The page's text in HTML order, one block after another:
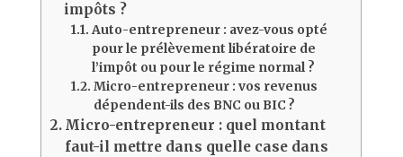
impôts ?
Auto-entrepreneur : avez-vous opté
pour le prélèvement libératoire de
l’impôt ou pour le régime normal ?
Micro-entrepreneur : vos revenus
dépendent-ils des BNC ou BIC ?
Micro-entrepreneur : quel montant
faut-il mettre dans quelle case dans